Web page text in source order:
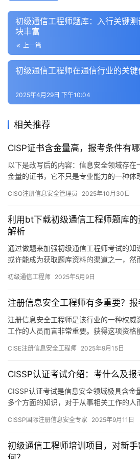
初级通信工程师题库：入行关键
块丰富
上一篇
初级通信工程师在通信行业的关
2025年4月29日 下午10:04
相关推荐
CISP证书含金量高，报考条件有
以下是改写后的内容：信息安全领域存在
金量的证书，它不只是专业能力的一种体
CISO注册信息安全管理员 2025年10月30日
利用bt下载初级通信工程师题库
解析
通过做题来加强初级通信工程师考试的
或许能成为获取题库资料的渠道之一，然
初级通信工程师 2025年5月9日
注册信息安全工程师有多重要？报
注册信息安全工程师是该行业的一种权威
工作的人员而言非常重要。获得这项资格
CISE注册信息安全工程师 2025年9月15日
CISSP认证考试介绍：考什么及报
CISSP认证考试是信息安全领域极具含金
多个方面的知识，对于从事相关工作的人
CISSP国际注册信息安全专家 2025年9月11日
初级通信工程师培训项目，对新